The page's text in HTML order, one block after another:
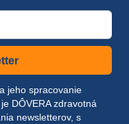
jeho spracovanie
DÔVERA zdravotná
newsletterov, s